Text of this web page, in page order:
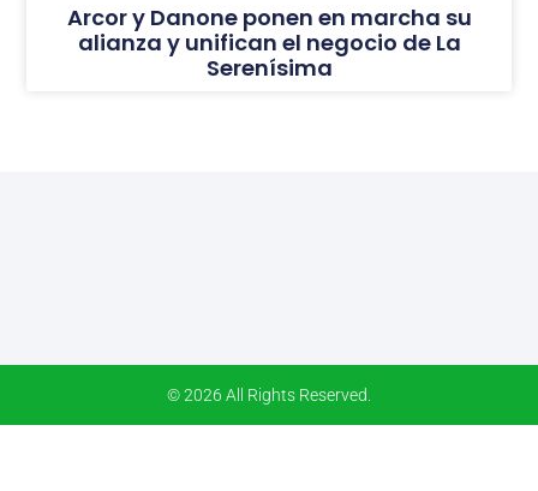
Arcor y Danone ponen en marcha su
alianza y unifican el negocio de La
Serenísima
© 2026 All Rights Reserved.